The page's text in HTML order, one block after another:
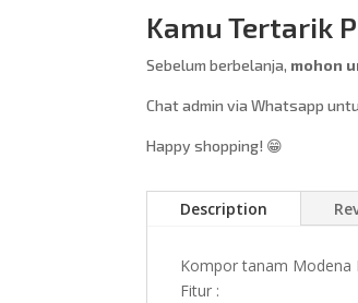
Kamu Tertarik
Sebelum berbelanja, mohon
Chat admin via Whatsapp
Happy shopping! 😁
Description
Kompor tanam Modena
Fitur :